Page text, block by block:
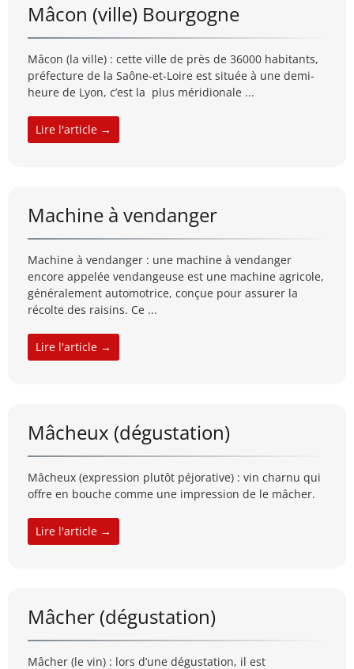
Mâcon (ville) Bourgogne
Mâcon (la ville) : cette ville de près de 36000 habitants,
préfecture de la Saône-et-Loire est située à une demi-
heure de Lyon, c’est la plus méridionale ...
Lire l'article →
Machine à vendanger
Machine à vendanger : une machine à vendanger
encore appelée vendangeuse est une machine agricole,
généralement automotrice, conçue pour assurer la
récolte des raisins. Ce ...
Lire l'article →
Mâcheux (dégustation)
Mâcheux (expression plutôt péjorative) : vin charnu qui
offre en bouche comme une impression de le mâcher.
Lire l'article →
Mâcher (dégustation)
Mâcher (le vin) : lors d’une dégustation, il est